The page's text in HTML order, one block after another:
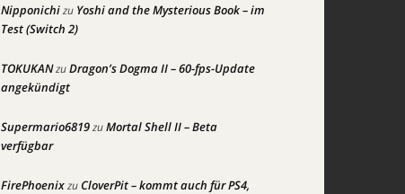
Nipponichizu Yoshi and the Mysterious Book – im
Test (Switch 2)
TOKUKANzuDragon’s Dogma II – 60-fps-Update
angekündigt
Supermario6819zuMortal Shell II – Beta
verfügbar
FirePhoenixzuCloverPit – kommt auch für PS4,